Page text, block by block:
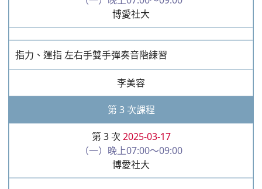
第 2 次2025-03-10
（一）晚上07:00～09:00
指力、運指 左右手雙手彈奏音階練習
李美容
第 3 次課程
第 3 次2025-03-17
（一）晚上07:00～09:00